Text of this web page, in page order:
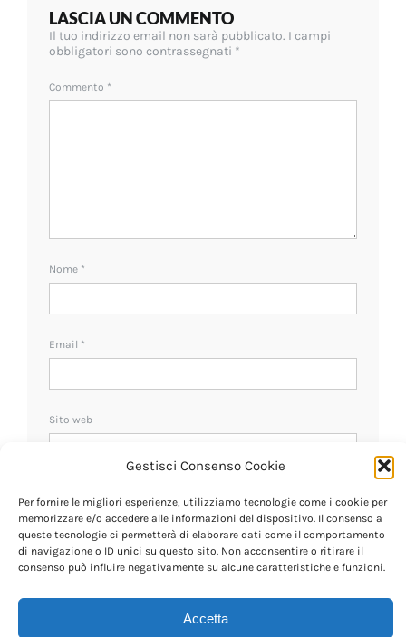
Gestisci Consenso Cookie
Per fornire le migliori esperienze, utilizziamo tecnologie come i cookie per
memorizzare e/o accedere alle informazioni del dispositivo. Il consenso a
queste tecnologie ci permetterà di elaborare dati come il comportamento
di navigazione o ID unici su questo sito. Non acconsentire o ritirare il
consenso può influire negativamente su alcune caratteristiche e funzioni.
Accetta
LASCIA UN COMMENTO
Il tuo indirizzo email non sarà pubblicato. I campi
obbligatori sono contrassegnati *
Commento *
Nome *
Email *
Sito web
Ricevi un avviso se ci sono nuovi commenti.